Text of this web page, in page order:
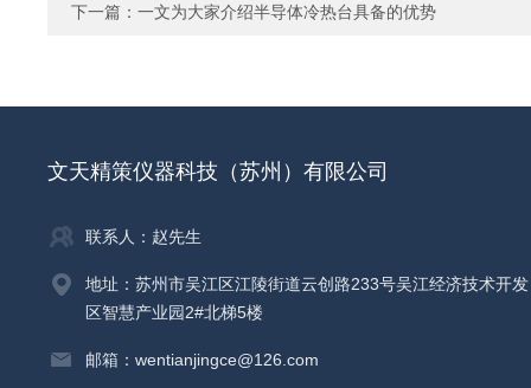
下一篇： 一文为大家介绍半导体冷热台具备的优势
文天精策仪器科技（苏州）有限公司
联系人：赵先生
地址：苏州市吴江区江陵街道云创路233号吴江经济技术开发
区智慧产业园2#北梯5楼
邮箱：wentianjingce@126.com